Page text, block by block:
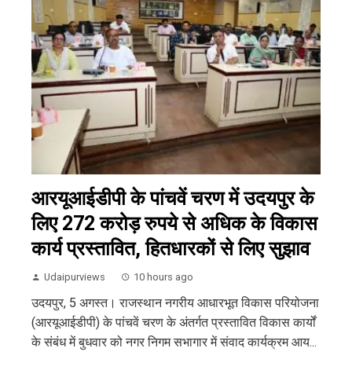
आरयूआईडीपी के पांचवें चरण में उदयपुर के
लिए 272 करोड़ रुपये से अधिक के विकास
कार्य प्रस्तावित, हितधारकों से लिए सुझाव
Udaipurviews 10 hours ago
उदयपुर, 5 अगस्त। राजस्थान नगरीय आधारभूत विकास परियोजना
(आरयूआईडीपी) के पांचवें चरण के अंतर्गत प्रस्तावित विकास कार्यों
के संबंध में बुधवार को नगर निगम सभागार में संवाद कार्यक्रम आय...